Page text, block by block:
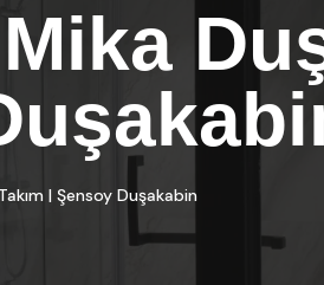
| Şensoy Duşakabin